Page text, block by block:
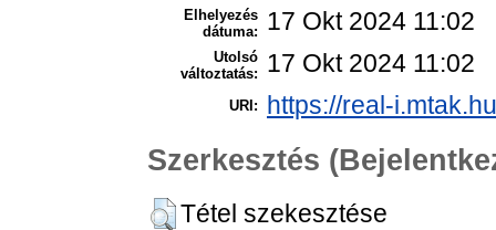
Elhelyezés
dátuma:
17 Okt 2024 11:02
Utolsó
változtatás:
17 Okt 2024 11:02
URI: https://real-
Szerkesztés
Tétel szekesztése